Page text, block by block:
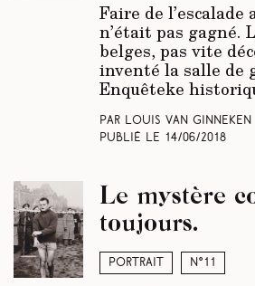
Faire de l’escalade
n’était pas gagné.
belges, pas vite
inventé la salle de
Enquêteke
Par Louis Van Ginneken
Publié le 14/06/2018
Portrait N°11
Le mystère
toujours.